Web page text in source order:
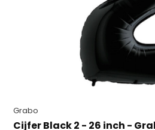
Grabo
Cijfer Black 2 - 26 inch -